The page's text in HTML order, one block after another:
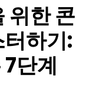
위한 콘
하기:
단계